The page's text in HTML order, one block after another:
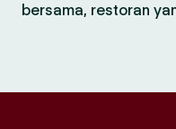
bersama, restoran